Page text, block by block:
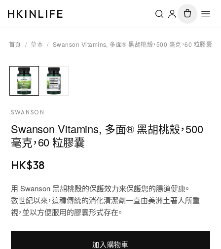
HKINLIFE
首頁 / 草本 / Swanson Vitamins, 多面® 黑胡桃殼，500 毫克，60 粒膠囊
SWANSON
Swanson Vitamins, 多面® 黑胡桃殼，500
毫克，60 粒膠囊
HK$38
用 Swanson 黑胡桃殼的保護效力來保護您的腸道健康。
數世紀以來，這種傳統的消化清潔劑一直由美洲土著人所重
視，並以方便服用的膠囊形式存在。
加入購物車